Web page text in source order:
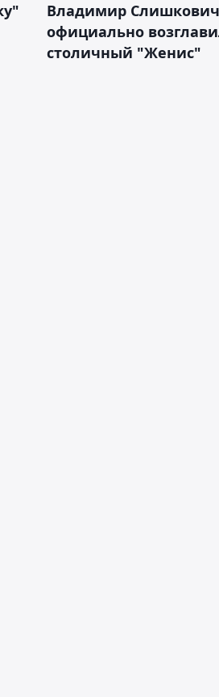
Владимир Слишкович
официально
столичный "Женис"